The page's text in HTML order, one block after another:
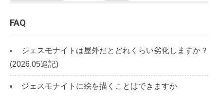
FAQ
ジェスモナイトは屋外だとどれくらい劣化しますか？
(2026.05追記)
ジェスモナイトに絵を描くことはできますか